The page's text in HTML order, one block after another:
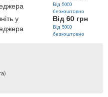
Від 5000
безкоштовно
у
Від 60 грн
Від 5000
безкоштовно